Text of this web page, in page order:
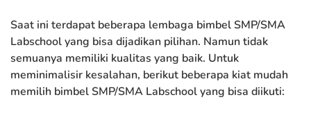
Saat ini terdapat beberapa lembaga bimbel SMP/SMA
Labschool yang bisa dijadikan pilihan. Namun tidak
semuanya memiliki kualitas yang baik. Untuk
meminimalisir kesalahan, berikut beberapa kiat mudah
memilih bimbel SMP/SMA Labschool yang bisa diikuti: